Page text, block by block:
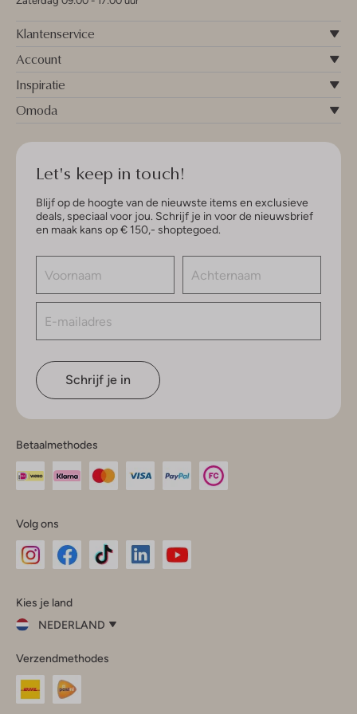
Klantenservice
Account
Inspiratie
Omoda
Let's keep in touch!
Blijf op de hoogte van de nieuwste items en exclusieve
deals, speciaal voor jou. Schrijf je in voor de nieuwsbrief
en maak kans op € 150,- shoptegoed.
Schrijf je in
Betaalmethodes
Volg ons
InstagramFacebook
Kies je land
NEDERLAND
je
land
Nederland
Verzendmethodes